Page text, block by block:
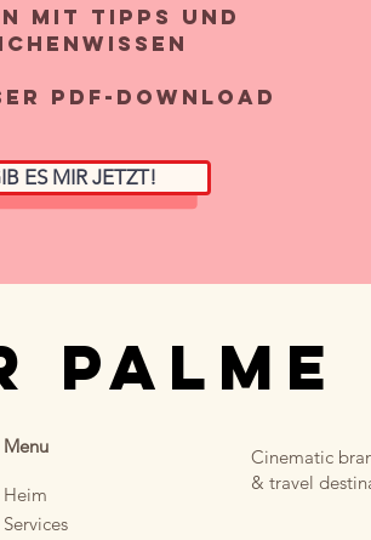
mit Tipps und
pdf-download
ES MIR JETZT!
PALME
Menu
Heim
Services
Cinematic
& travel